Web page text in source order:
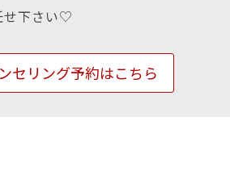
せ下さい♡
セリング予約はこちら